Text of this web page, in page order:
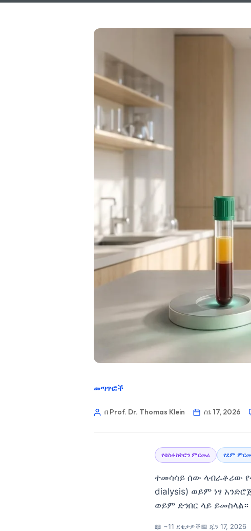
መጣጥፎች
በ Prof. Dr. Thomas Klein ሰኔ 17, 2026
የቴስቶስትሮን ምርመራ የደም
ተመሳሳይ ሰው ላብራቶሪው
dialysis) ወይም ነፃ
ወይም ድንበር ላይ
📖 ~11 ደቂቃዎች📅 ጁን 17, 2026